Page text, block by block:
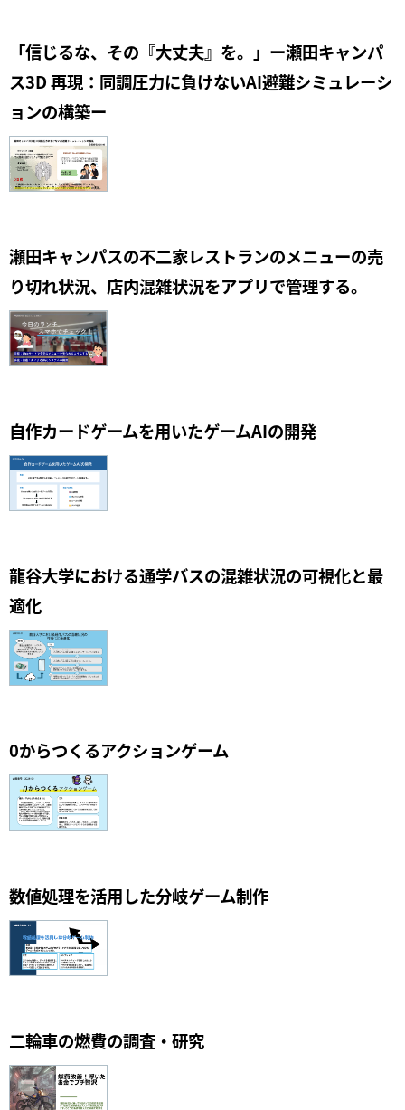
「信じるな、その『大丈夫』を。」ー瀬田キャンパ
ス3D 再現：同調圧力に負けないAI避難シミュレーシ
ョンの構築ー
瀬田キャンパスの不二家レストランのメニューの売
り切れ状況、店内混雑状況をアプリで管理する。
自作カードゲームを用いたゲームAIの開発
龍谷大学における通学バスの混雑状況の可視化と最
適化
0からつくるアクションゲーム
数値処理を活用した分岐ゲーム制作
二輪車の燃費の調査・研究